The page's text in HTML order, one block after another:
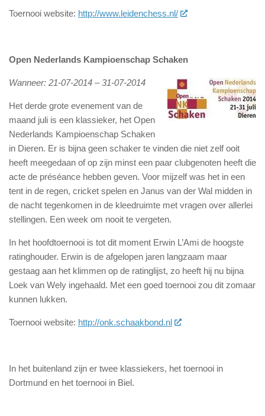
Toernooi website: http://www.leidenchess.nl/
Open Nederlands Kampioenschap Schaken
Wanneer: 21-07-2014 – 31-07-2014
Het derde grote evenement van de
maand juli is een klassieker, het Open
Nederlands Kampioenschap Schaken
in Dieren. Er is bijna geen schaker te vinden die niet zelf ooit
heeft meegedaan of op zijn minst een paar clubgenoten heeft die
acte de préséance hebben geven. Voor mijzelf was het in een
tent in de regen, cricket spelen en Janus van der Wal midden in
de nacht tegenkomen in de kleedruimte met vragen over allerlei
stellingen. Een week om nooit te vergeten.
In het hoofdtoernooi is tot dit moment Erwin L’Ami de hoogste
ratinghouder. Erwin is de afgelopen jaren langzaam maar
gestaag aan het klimmen op de ratinglijst, zo heeft hij nu bijna
Loek van Wely ingehaald. Met een goed toernooi zou dit zomaar
kunnen lukken.
Toernooi website: http://onk.schaakbond.nl
In het buitenland zijn er twee klassiekers, het toernooi in
Dortmund en het toernooi in Biel.